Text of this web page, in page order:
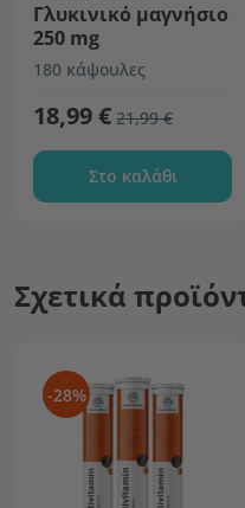
Γλυκινικό μαγνήσιο
250 mg
180 κάψουλες
18,99 € 21,99 €
Στο καλάθι
Σχετικά
-28%